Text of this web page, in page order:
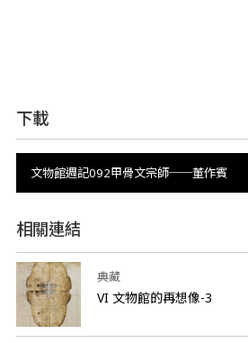
下載
文物館週記092甲骨文宗師──董作賓
相關連結
典藏
VI 文物館的再想像-3